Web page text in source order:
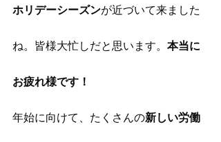
ホリデーシーズンが近づいて来ました
ね。皆様大忙しだと思います。 本当に
お疲れ様です！
年始に向けて、たくさんの新しい労働